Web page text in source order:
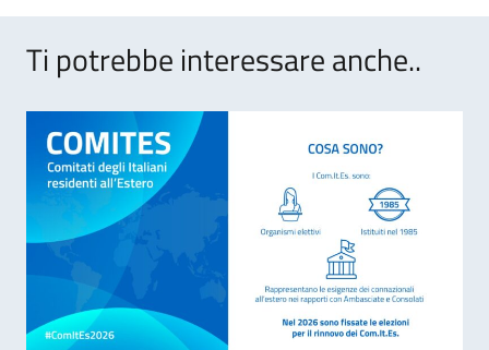
Ti potrebbe interessare anche..